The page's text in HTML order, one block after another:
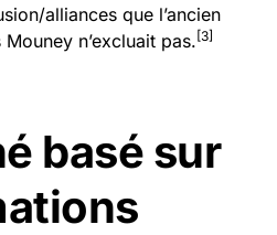
alliances que l’ancien
n’excluait pas.[3]
basé sur